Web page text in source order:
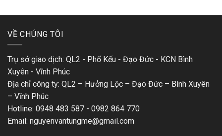
VỀ CHÚNG TÔI
Trụ sở giao dịch: QL2 - Phố Kếu - Đạo Đức - KCN Bình
Xuyên - Vĩnh Phúc
Địa chỉ công ty: QL2 – Hưởng Lộc – Đạo Đức – Bình Xuyên
– Vĩnh Phúc
Hotline: 0948 483 587 - 0982 864 770
Email: nguyenvantungme@gmail.com